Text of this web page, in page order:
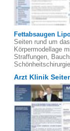
Fettabsaugen
Seiten rund um
Körpermodellage
Straffungen,
Arzt Klinik